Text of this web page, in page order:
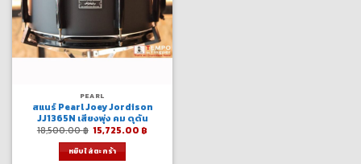
PEARL
สแนร์ Pearl Joey Jordison
JJ1365N เสียงพุ่ง คม ดุดัน
18,500.00฿ Original
price
was:
18,500.00 ฿.
15,725.00 ฿
หยิบใส่ตะกร้า